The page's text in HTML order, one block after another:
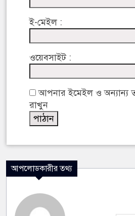
ই-মেইল :
ওয়েবসাইট :
আপনার ইমেইল ও অন্যান্য
রাখুন
আপলোডকারীর তথ্য